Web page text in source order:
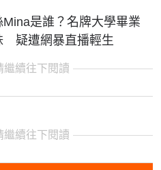
Mina是誰？名牌大學畢業
疑遭網暴直播輕生
繼續往下閱讀
繼續往下閱讀